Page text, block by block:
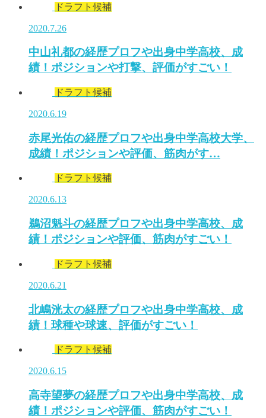
ドラフト候補
2020.7.26
中山礼都の経歴プロフや出身中学高校、成
績！ポジションや打撃、評価がすごい！
ドラフト候補
2020.6.19
赤尾光佑の経歴プロフや出身中学高校大学、
成績！ポジションや評価、筋肉がす…
ドラフト候補
2020.6.13
鵜沼魁斗の経歴プロフや出身中学高校、成
績！ポジションや評価、筋肉がすごい！
ドラフト候補
2020.6.21
北嶋洸太の経歴プロフや出身中学高校、成
績！球種や球速、評価がすごい！
ドラフト候補
2020.6.15
高寺望夢の経歴プロフや出身中学高校、成
績！ポジションや評価、筋肉がすごい！